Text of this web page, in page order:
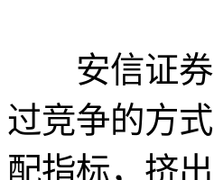
安信证券
过竞争的方
配指标，挤